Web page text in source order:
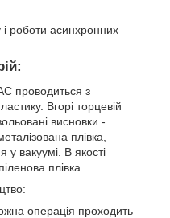
роботи асинхронних
проводиться з
Вгорі торцевій
висновки -
плівка,
вакуумі. В якості
плівка.
операція проходить